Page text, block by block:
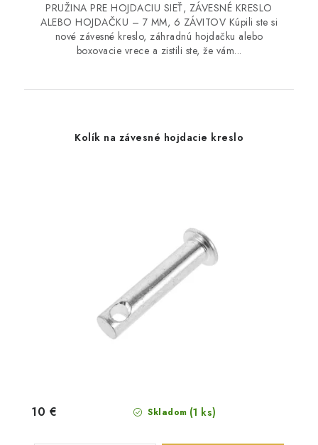
PRUŽINA PRE HOJDACIU SIEŤ, ZÁVESNÉ KRESLO
ALEBO HOJDAČKU – 7 MM, 6 ZÁVITOV Kúpili ste si
nové závesné kreslo, záhradnú hojdačku alebo
boxovacie vrece a zistili ste, že vám...
Kolík na závesné hojdacie kreslo
Skladom (1 ks)
10 €